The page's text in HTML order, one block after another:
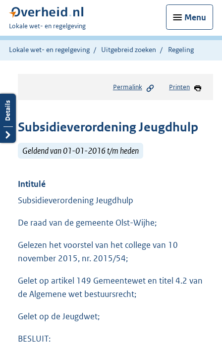
Menu
U
bent
hier:
Lokale wet- en regelgeving
Lokale wet- en regelgeving Uitgebreid zoeken Regeling
Permalink Printen
Subsidieverordening Jeugdhulp
Geldend van 01-01-2016 t/m heden
Intitulé
Subsidieverordening Jeugdhulp
De raad van de gemeente Olst-Wijhe;
Gelezen het voorstel van het college van 10
november 2015, nr. 2015/54;
Gelet op artikel 149 Gemeentewet en titel 4.2 van
de Algemene wet bestuursrecht;
Gelet op de Jeugdwet;
BESLUIT: